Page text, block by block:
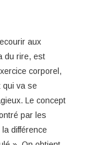
aux
du rire, est
corporel,
qui va se
Le concept
par les
différence